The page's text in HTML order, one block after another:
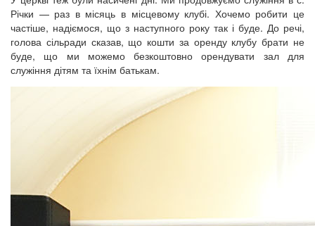
Річки — раз в місяць в місцевому клубі. Хочемо робити це
частіше, надіємося, що з наступного року так і буде. До речі,
голова сільради сказав, що кошти за оренду клубу брати не
буде, що ми можемо безкоштовно орендувати зал для
служіння дітям та їхнім батькам.